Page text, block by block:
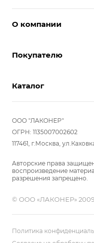
О компании
Условия работы
Отзывы
Вопрос-ответ
Покупателю
Вызвать дизайнера
Реализованные
Комплектуем шкаф-купе
Каталог
Шкафы
Прихожие
Гостиные
Гардеробные
Детские
Кухни
Мебель в ванную
Распродажа
Двери и перегородки
ООО "ЛАКОНЕР"
ОГРН: 1135007002602
117461, г.Москва,
Авторские права
воспроизведение
разрешения запрещено.
© ООО «ЛАКОНЕР»
Политика